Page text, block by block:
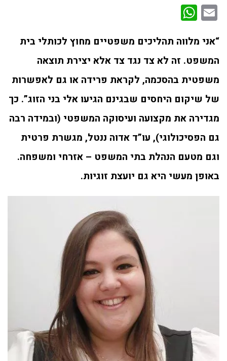
Email
“אני מלווה תהליכים משפטיים מחוץ לכותלי בית
המשפט. זה לא צד נגד צד אלא יצירת תוצאה
משפטית בהסכמה, לקראת פרידה או גם לאפשרות
של שיקום היחסים שבגינם הגיעו אלי בני הזוג”. כך
מגדירה את מקצועה ועיסוקה המשפטי (ובמידה רבה
גם הפסיכולוגי), עו”ד אדוה ננטל, מגשרת פרטית
וגם מטעם הנהלת בתי המשפט – אזרחי ומשפחה.
באופן מעשי היא גם יועצת זוגיות.